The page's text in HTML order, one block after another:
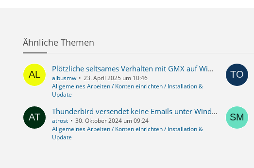
Ähnliche Themen
Plötzliche seltsames Verhalten mit GMX auf Windows 11
albusmw
23. April 2025 um 10:46
Allgemeines Arbeiten / Konten einrichten / Installation &
Update
Thunderbird versendet keine Emails unter Windows 11
atrost
30. Oktober 2024 um 09:24
Allgemeines Arbeiten / Konten einrichten / Installation &
Update